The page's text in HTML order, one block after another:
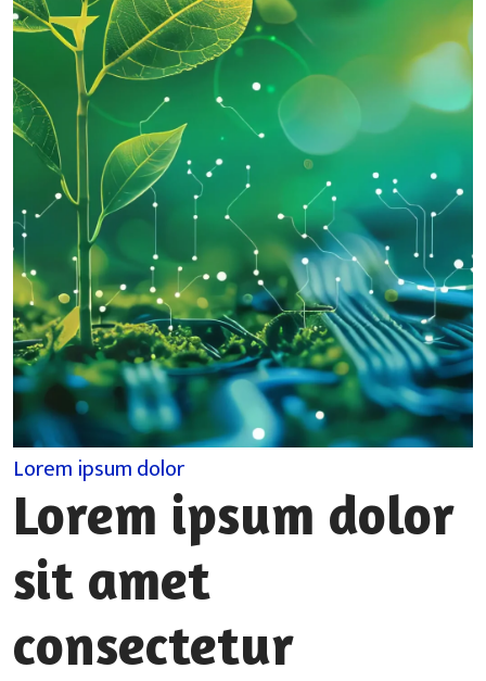
Lorem ipsum dolor
Lorem ipsum dolor
sit amet
consectetur